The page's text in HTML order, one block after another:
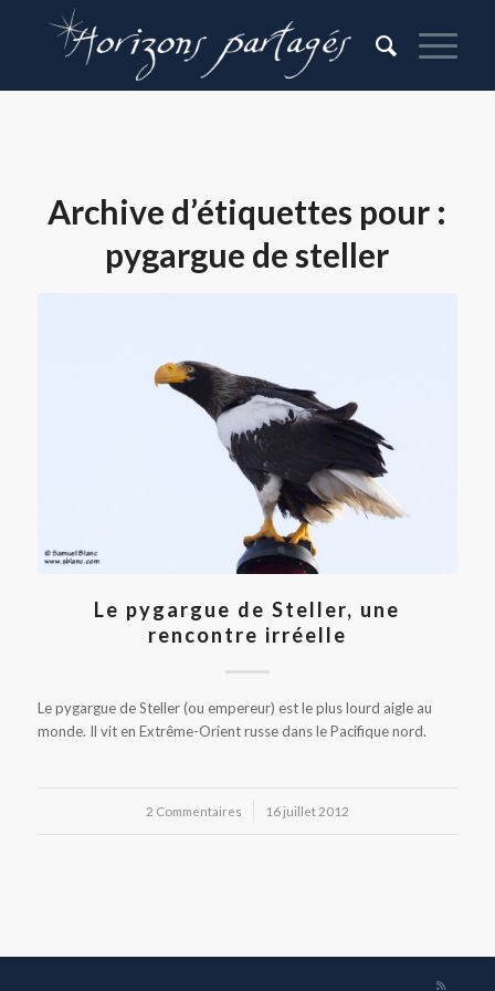
Archive d’étiquettes pour :
pygargue de steller
Le pygargue de Steller, une
rencontre irréelle
Le pygargue de Steller (ou empereur) est le plus lourd aigle au
monde. Il vit en Extrême-Orient russe dans le Pacifique nord.
2 Commentaires
/ 16 juillet 2012